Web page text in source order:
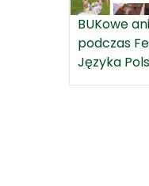
BUKowe
podczas
Języka